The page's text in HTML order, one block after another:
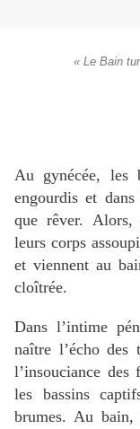
« Le Bain
Au gynécée, les
engourdis et
que rêver. Alors,
leurs corps
et viennent au
cloîtrée.
Dans l’intime
naître l’écho des
l’insouciance
les bassins
brumes. Au